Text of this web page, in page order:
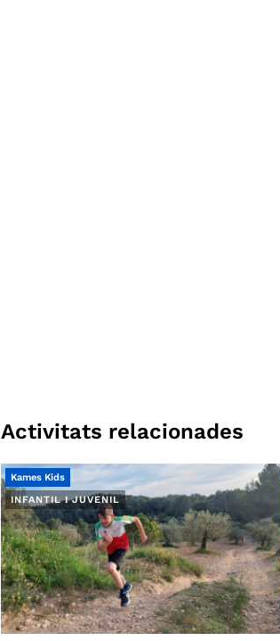
Activitats relacionades
INFANTIL I JUVENIL
Kames Kids